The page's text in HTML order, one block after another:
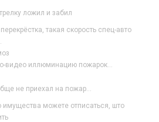
ложил и забил
такая скорость спец-авто
видео иллюминацию пожарок…
не приехал на пожар…
имущества можете отписаться, што